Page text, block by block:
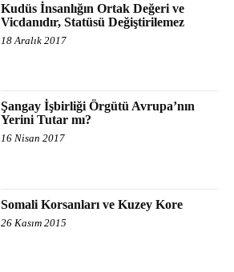
Kudüs İnsanlığın Ortak Değeri ve
Vicdanıdır, Statüsü Değiştirilemez
18 Aralık 2017
Şangay İşbirliği Örgütü Avrupa’nın
Yerini Tutar mı?
16 Nisan 2017
Somali Korsanları ve Kuzey Kore
26 Kasım 2015